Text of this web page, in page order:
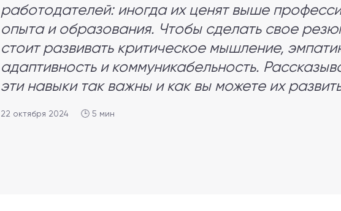
работодателей: иногда их ценят выше
опыта и образования. Чтобы сделать свое
стоит развивать критическое мышление,
адаптивность и коммуникабельность.
эти навыки так важны и как вы можете их
22 октября 2024 🕒 5 мин